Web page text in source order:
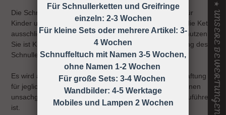
Die Schnullerkette darf nicht unbefestigt als Spielzeug für
Kinder unter 36 Monaten verwendet werden, daher ist die Kette
ausschließlich unter Aufsicht eines Erwachsenen zu benutzen!
Sie ist KEIN Spielzeug, sondern dient nur zur Befestigung des
Schnullers an der Kleidung.
Es wird ausdrücklich darauf hingewiesen, dass keine Haftung
für jegliche Art von Risiken übernommen wird, die auf einen
unsachgemäßen Gebrauch der Schnullerkette zurück zuführen
ist.
★ UNSERE BEWERTUNGEN
Für Schnullerketten und Greifringe
einzeln: 2-3 Wochen
Für kleine Sets oder mehrere Artikel: 3-
4 Wochen
Schnuffeltuch mit Namen 3-5 Wochen,
ohne Namen 1-2 Wochen
Für große Sets: 3-4 Wochen
Wandbilder: 4-5 Werktage
Mobiles und Lampen 2 Wochen